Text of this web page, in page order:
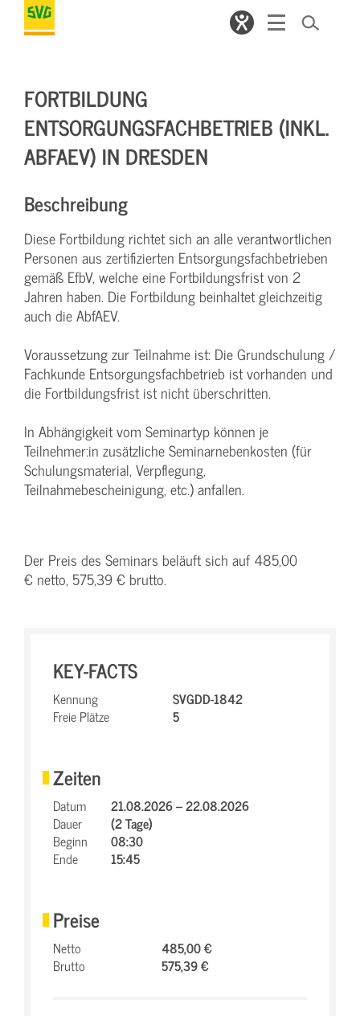
FORTBILDUNG
ENTSORGUNGSFACHBETRIEB (INKL.
ABFAEV) IN DRESDEN
Beschreibung
Diese Fortbildung richtet sich an alle verantwortlichen
Personen aus zertifizierten Entsorgungsfachbetrieben
gemäß EfbV, welche eine Fortbildungsfrist von 2
Jahren haben. Die Fortbildung beinhaltet gleichzeitig
auch die AbfAEV.
Voraussetzung zur Teilnahme ist: Die Grundschulung /
Fachkunde Entsorgungsfachbetrieb ist vorhanden und
die Fortbildungsfrist ist nicht überschritten.
In Abhängigkeit vom Seminartyp können je
Teilnehmer:in zusätzliche Seminarnebenkosten (für
Schulungsmaterial, Verpflegung,
Teilnahmebescheinigung, etc.) anfallen.
Der Preis des Seminars beläuft sich auf 485,00
€ netto, 575,39 € brutto.
KEY-FACTS
Kennung
SVGDD-1842
Freie Plätze
5
Zeiten
Datum
21.08.2026 – 22.08.2026
Dauer
(2 Tage)
Beginn
08:30
Ende
15:45
Preise
Netto
485,00 €
Brutto
575,39 €